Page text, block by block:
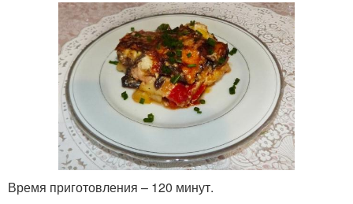
Время приготовления – 120 минут.